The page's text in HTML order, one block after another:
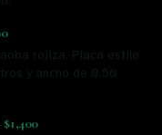
rojiza. Placa estilo
y ancho de 0.50
$1,400